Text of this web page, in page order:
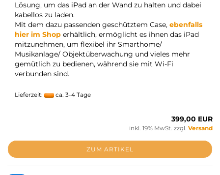
Lösung, um das iPad an der Wand zu halten und dabei
kabellos zu laden.
Mit dem dazu passenden geschütztem Case, ebenfalls
hier im Shop erhältlich, ermöglicht es ihnen das iPad
mitzunehmen, um flexibel ihr Smarthome/
Musikanlage/ Objektüberwachung und vieles mehr
gemütlich zu bedienen, während sie mit Wi-Fi
verbunden sind.
Lieferzeit: ca. 3-4 Tage
399,00 EUR
inkl. 19% MwSt. zzgl. Versand
ZUM ARTIKEL